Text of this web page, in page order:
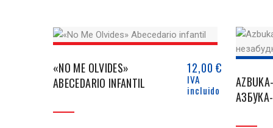
«NO ME OLVIDES»
ABECEDARIO INFANTIL
12,00€
IVA
incluido